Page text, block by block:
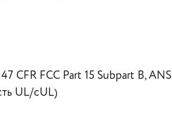
CFR FCC Part 15 Subpart B,
UL/сUL)